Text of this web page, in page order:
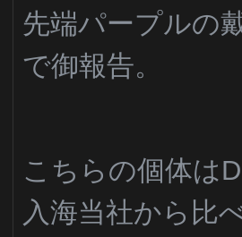
先端パープルの
で御報告。
こちらの個体は
入海当社から比